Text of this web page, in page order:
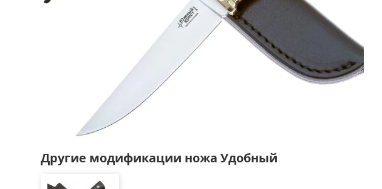
Другие модификации ножа Удобный